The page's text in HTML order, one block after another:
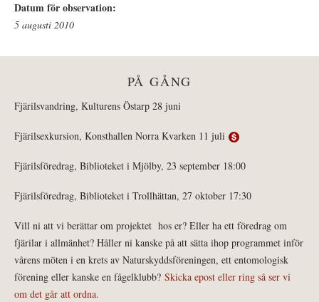
Datum för observation:
5 augusti 2010
PÅ GÅNG
Fjärilsvandring, Kulturens Östarp 28 juni
Fjärilsexkursion, Konsthallen Norra Kvarken 11 juli
Fjärilsföredrag, Biblioteket i Mjölby, 23 september 18:00
Fjärilsföredrag, Biblioteket i Trollhättan, 27 oktober 17:30
Vill ni att vi berättar om projektet hos er? Eller ha ett föredrag om
fjärilar i allmänhet? Håller ni kanske på att sätta ihop programmet inför
vårens möten i en krets av Naturskyddsföreningen, ett entomologisk
förening eller kanske en fågelklubb? Skicka epost eller ring så ser vi
om det går att ordna.